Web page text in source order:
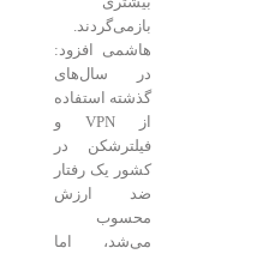
بازمی‌گردند.
هاشمی افزود:
در سال‌های
گذشته استفاده
از VPN و
فیلترشکن در
کشور یک رفتار
ضد ارزش
محسوب
می‌شد، اما